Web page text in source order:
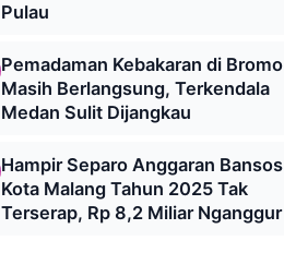
Pulau
Pemadaman Kebakaran di Bromo
Masih Berlangsung, Terkendala
Medan Sulit Dijangkau
Hampir Separo Anggaran Bansos
Kota Malang Tahun 2025 Tak
Terserap, Rp 8,2 Miliar Nganggur